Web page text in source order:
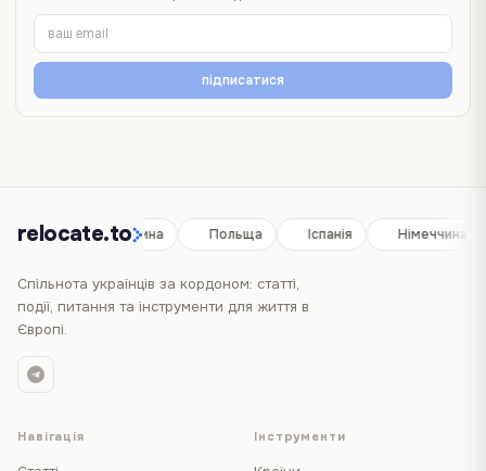
підписатися
relocate.to
Іспанія Німеччина Польща Іспанія Німеччина
Спільнота українців за кордоном: статті,
події, питання та інструменти для життя в
Європі.
Навігація Інструменти